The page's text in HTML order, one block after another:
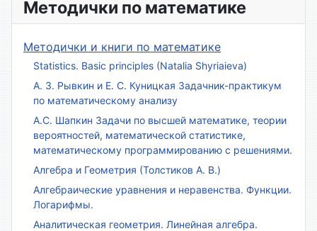
Методички по математике
Методички и книги по математике
Statistics. Basic principles (Natalia Shyriaieva)
А. З. Рывкин и Е. С. Куницкая Задачник-практикум
по математическому анализу
А.С. Шапкин Задачи по высшей математике, теории
вероятностей, математической статистике,
математическому программированию с решениями.
Алгебра и Геометрия (Толстиков А. В.)
Алгебраические уравнения и неравенства. Функции.
Логарифмы.
Аналитическая геометрия. Линейная алгебра.